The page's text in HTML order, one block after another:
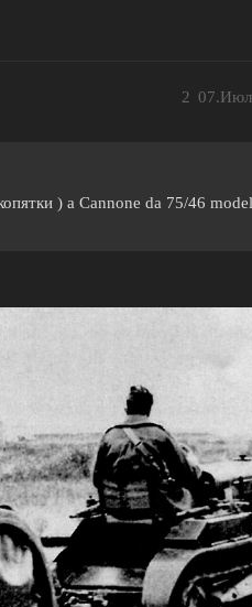
2
) а Cannone da 75/46